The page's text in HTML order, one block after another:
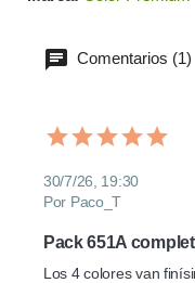
Comentarios (1)
30/7/26, 19:30
Por Paco_T
Pack 651A
Los 4 colores van